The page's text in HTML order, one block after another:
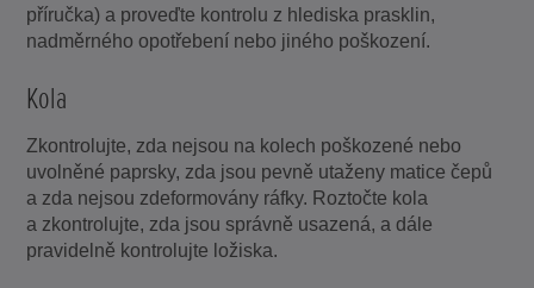
příručka) a proveďte kontrolu z hlediska prasklin,
nadměrného opotřebení nebo jiného poškození.
Kola
Zkontrolujte, zda nejsou na kolech poškozené nebo
uvolněné paprsky, zda jsou pevně utaženy matice čepů
a zda nejsou zdeformovány ráfky. Roztočte kola
a zkontrolujte, zda jsou správně usazená, a dále
pravidelně kontrolujte ložiska.